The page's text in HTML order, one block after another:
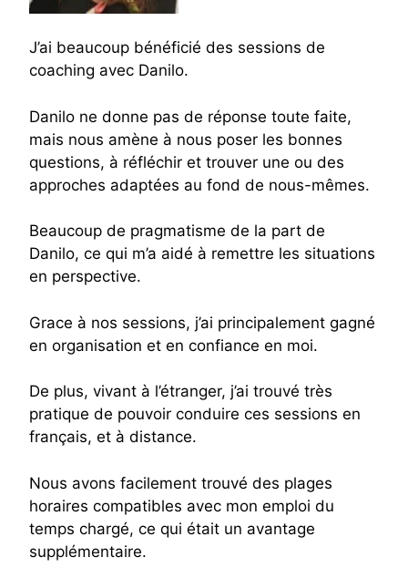
J’ai beaucoup bénéficié des sessions de
coaching avec Danilo.
Danilo ne donne pas de réponse toute faite,
mais nous amène à nous poser les bonnes
questions, à réfléchir et trouver une ou des
approches adaptées au fond de nous-mêmes.
Beaucoup de pragmatisme de la part de
Danilo, ce qui m’a aidé à remettre les situations
en perspective.
Grace à nos sessions, j’ai principalement gagné
en organisation et en confiance en moi.
De plus, vivant à l’étranger, j’ai trouvé très
pratique de pouvoir conduire ces sessions en
français, et à distance.
Nous avons facilement trouvé des plages
horaires compatibles avec mon emploi du
temps chargé, ce qui était un avantage
supplémentaire.